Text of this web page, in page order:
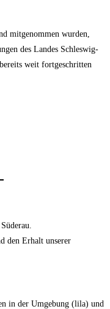
mitgenommen wurden,
des Landes Schleswig-
weit fortgeschritten
den Erhalt unserer
in der Umgebung (lila) und